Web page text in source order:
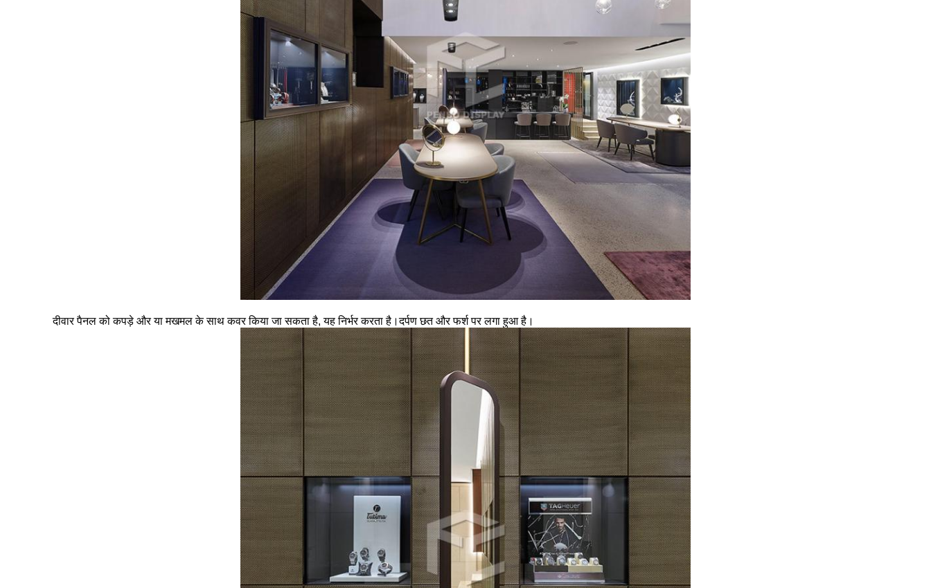
दीवार पैनल को कपड़े और या मखमल के साथ कवर किया जा सकता है, यह निर्भर करता है।दर्पण छत और फर्श पर लगा हुआ है।